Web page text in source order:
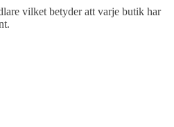
vilket betyder att varje butik har